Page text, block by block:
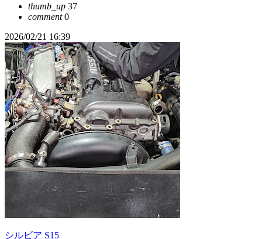
thumb_up 37
comment0
2026/02/21 16:39
シルビア S15